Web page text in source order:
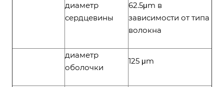
диаметр
сердцевины
62.5μm в
зависимости от типа
волокна
диаметр
оболочки
125 μm